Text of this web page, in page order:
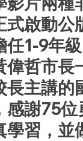
式啟動公
任1-9年
偉哲市長
長主講的
感謝75
學習，並